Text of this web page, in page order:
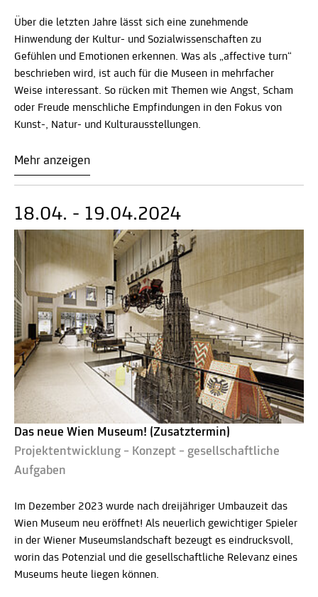
Über die letzten Jahre lässt sich eine zunehmende
Hinwendung der Kultur- und Sozialwissenschaften zu
Gefühlen und Emotionen erkennen. Was als „affective turn“
beschrieben wird, ist auch für die Museen in mehrfacher
Weise interessant. So rücken mit Themen wie Angst, Scham
oder Freude menschliche Empfindungen in den Fokus von
Kunst-, Natur- und Kulturausstellungen.
Mehr anzeigen
18.04. - 19.04.2024
Das neue Wien Museum! (Zusatztermin)
Projektentwicklung – Konzept – gesellschaftliche
Aufgaben
Im Dezember 2023 wurde nach dreijähriger Umbauzeit das
Wien Museum neu eröffnet! Als neuerlich gewichtiger Spieler
in der Wiener Museumslandschaft bezeugt es eindrucksvoll,
worin das Potenzial und die gesellschaftliche Relevanz eines
Museums heute liegen können.